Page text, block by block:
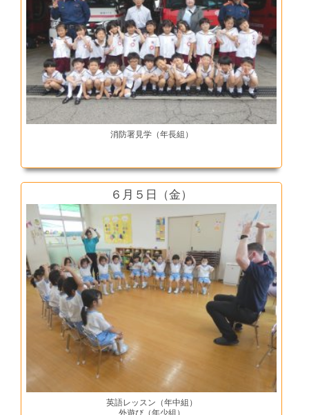
消防署見学（年長組）
６月５日（金）
英語レッスン（年中組）
外遊び（年少組）